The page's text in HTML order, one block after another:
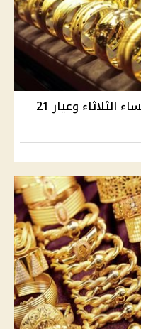
سعر الذهب يتراجع 5 جنيهات مساء الثلاثاء وعيار 21